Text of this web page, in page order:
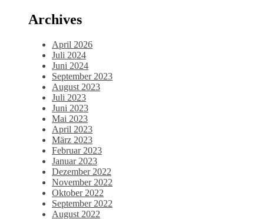
Archives
April 2026
Juli 2024
Juni 2024
September 2023
August 2023
Juli 2023
Juni 2023
Mai 2023
April 2023
März 2023
Februar 2023
Januar 2023
Dezember 2022
November 2022
Oktober 2022
September 2022
August 2022